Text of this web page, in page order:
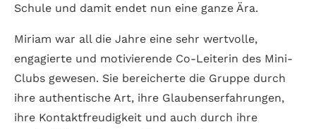
Schule und damit endet nun eine ganze Ära.
Miriam war all die Jahre eine sehr wertvolle,
engagierte und motivierende Co-Leiterin des Mini-
Clubs gewesen. Sie bereicherte die Gruppe durch
ihre authentische Art, ihre Glaubenserfahrungen,
ihre Kontaktfreudigkeit und auch durch ihre